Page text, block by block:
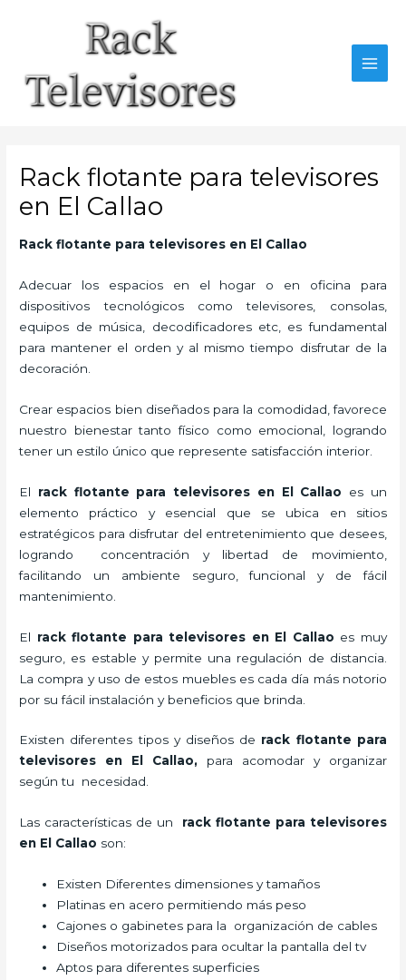
Rack flotante para televisores
en El Callao
Rack flotante para televisores en El Callao
Adecuar los espacios en el hogar o en oficina para
dispositivos tecnológicos como televisores, consolas,
equipos de música, decodificadores etc, es fundamental
para mantener el orden y al mismo tiempo disfrutar de la
decoración.
Crear espacios bien diseñados para la comodidad, favorece
nuestro bienestar tanto físico como emocional, logrando
tener un estilo único que represente satisfacción interior.
El rack flotante para televisores en El Callao es un
elemento práctico y esencial
que se ubica en sitios
estratégicos para disfrutar del entretenimiento que desees,
logrando concentración y libertad de movimiento,
facilitando un ambiente seguro, funcional y de fácil
mantenimiento.
El rack flotante para televisores en El Callao es muy
seguro, es estable y permite una regulación de distancia.
La compra y uso de estos muebles es cada día más notorio
por su fácil instalación y beneficios que brinda.
Existen diferentes tipos y diseños de rack flotante para
televisores en El Callao, para acomodar y organizar
según tu necesidad.
Las características de un rack flotante para televisores
en El Callao son:
Existen Diferentes dimensiones y tamaños
Platinas en acero permitiendo más peso
Cajones o gabinetes para la organización de cables
Diseños motorizados para ocultar la pantalla del tv
Aptos para diferentes superficies